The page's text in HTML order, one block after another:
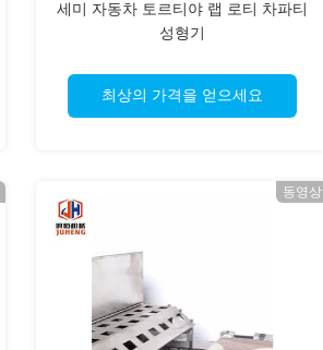
세미 자동차 토르티야 랩 로티 차파티
성형기
최상의 가격을 얻으세요
동영상